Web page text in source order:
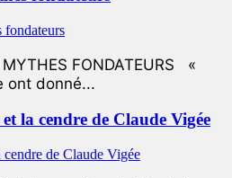
MYTHES FONDATEURS «
ont donné...
la cendre de Claude Vigée